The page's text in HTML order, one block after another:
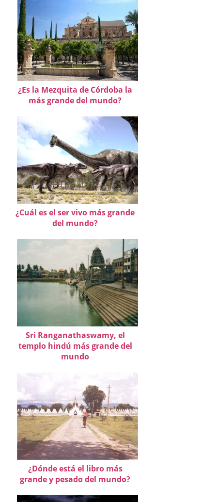
¿Es la Mezquita de Córdoba la
más grande del mundo?
¿Cuál es el ser vivo más grande
del mundo?
Sri Ranganathaswamy, el
templo hindú más grande del
mundo
¿Dónde está el libro más
grande y pesado del mundo?